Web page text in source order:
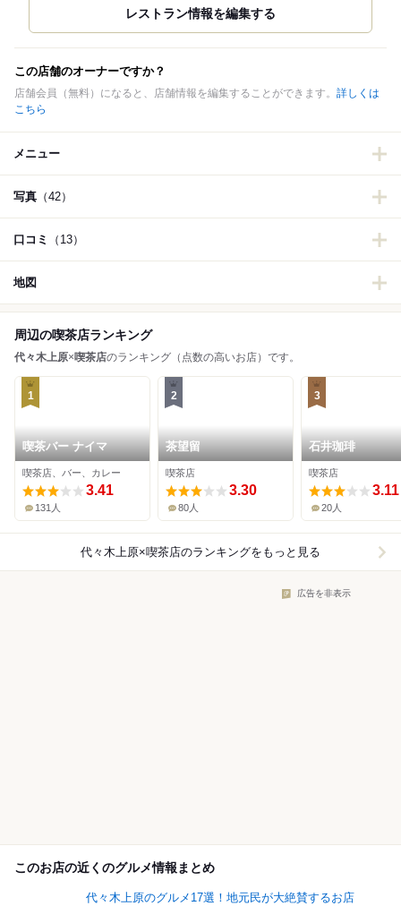
この店舗のオーナーですか？
店舗会員（無料）になると、店舗情報を編集することができます。 詳しくは
こちら
メニュー
写真 （42）
口コミ （13）
地図
周辺の喫茶店ランキング
代々木上原×喫茶店のランキング（点数の高いお店）です。
1
喫茶バー ナイマ
喫茶店、バー、カレー
3.41
131人
2
茶望留
喫茶店
3.30
80人
3
石井珈琲
喫茶店
3.11
20人
代々木上原×喫茶店のランキングをもっと見る
広告を非表示
このお店の近くのグルメ情報まとめ
代々木上原のグルメ17選！地元民が大絶賛するお店